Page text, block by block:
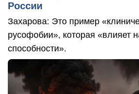
России
Захарова: Это пример
русофобии», которая «влияет
способности».